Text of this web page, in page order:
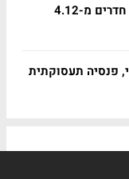
תל בנימין: באותו בניין ירדו ארבעה חדרים מ-4.12
פנסיה תעסוקתית